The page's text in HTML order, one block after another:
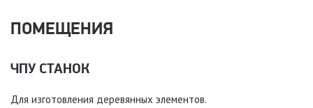
ПОМЕЩЕНИЯ
ЧПУ СТАНОК
Для изготовления деревянных элементов.